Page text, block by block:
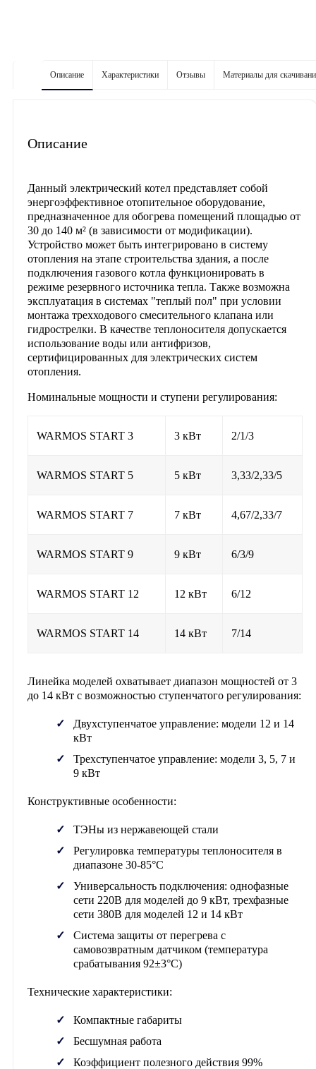
Описание Характеристики Отзывы Материалы для
Описание
Данный электрический котел представляет собой
энергоэффективное отопительное оборудование,
предназначенное для обогрева помещений площадью от
30 до 140 м² (в зависимости от модификации).
Устройство может быть интегрировано в систему
отопления на этапе строительства здания, а после
подключения газового котла функционировать в
режиме резервного источника тепла. Также возможна
эксплуатация в системах "теплый пол" при условии
монтажа трехходового смесительного клапана или
гидрострелки. В качестве теплоносителя допускается
использование воды или антифризов,
сертифицированных для электрических систем
отопления.
Номинальные мощности и ступени регулирования:
WARMOS START 3 3 кВт 2/1/3
WARMOS START 5 5 кВт 3,33/2,33/5
WARMOS START 7 7 кВт 4,67/2,33/7
WARMOS START 9 9 кВт 6/3/9
WARMOS START 12 12 кВт 6/12
WARMOS START 14 14 кВт 7/14
Линейка моделей охватывает диапазон мощностей от 3
до 14 кВт с возможностью ступенчатого регулирования:
Двухступенчатое управление: модели 12 и 14
кВт
Трехступенчатое управление: модели 3, 5, 7 и
9 кВт
Конструктивные особенности:
ТЭНы из нержавеющей стали
Регулировка температуры теплоносителя в
диапазоне 30-85°C
Универсальность подключения: однофазные
сети 220В для моделей до 9 кВт, трехфазные
сети 380В для моделей 12 и 14 кВт
Система защиты от перегрева с
самовозвратным датчиком (температура
срабатывания 92±3°C)
Технические характеристики:
Компактные габариты
Бесшумная работа
Коэффициент полезного действия 99%